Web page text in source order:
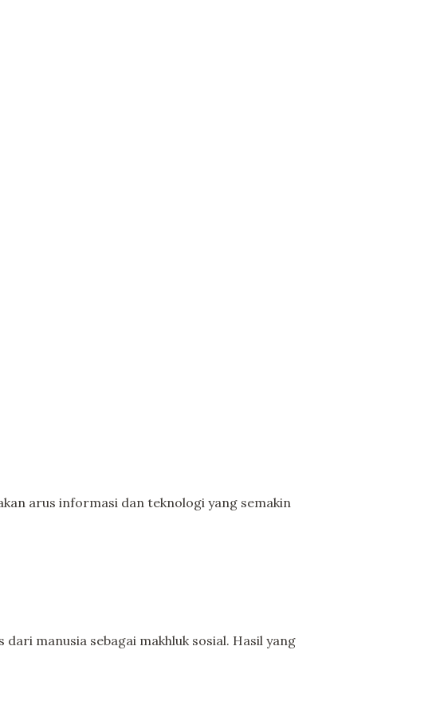
arus informasi dan teknologi yang semakin
manusia sebagai makhluk sosial. Hasil yang